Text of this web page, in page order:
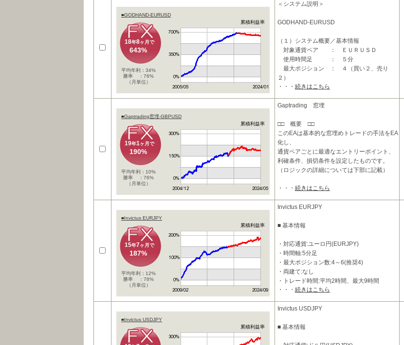
takeprofit_valu_sell=204 リミット設定
stoploss_valu_sell = 456 ストップロ
■GODHAND-EURUSD
累積利益率
18年8ヶ月で
643%
平均年利：34%
勝率 ：76%
（月単位）
＜システム説明＞
GODHAND-EURUSD
（１）システム概要／基本情報
対象通貨ペア ： ＥＵＲＵＳＤ
使用時間足 ： ５分
最大ポジション ： ４（買い２、売り
２）
両建て ： あり
エントリータイ
・・・ 続きはこちら
■Gaptrading窓埋-GBPUSD
累積利益率
19年1ヶ月で
190%
平均年利：10%
勝率 ：76%
（月単位）
Gaptrading 窓埋
□□ 概要 □□
このEAは基本的な窓埋めトレードの手法をEA
化し、
通貨ペアごとに最適なエントリーポイント、
利確条件、損切条件を設定したものです。
（ロジックの詳細については下部に記載）
検証においては、2000年～2005年の間で最適
20
・・・ 続きはこちら
■Invictus EURJPY
累積利益率
15年7ヶ月で
187%
平均年利：12%
勝率 ：76%
（月単位）
Invictus EURJPY
■ 基本情報
・対応通貨:ユーロ円(EURJPY)
・時間軸:5分足
・最大ポジション数:4～6(推奨4)
・両建て:なし
・トレード時間:平均2時間、最大9時間
・利確：50Pips、 損切:120pips
■ 特徴
・押し目買い、戻り売りが基本ロジックで
・・・ 続きはこちら
■Invictus USDJPY
累積利益率
Invictus USDJPY
■ 基本情報